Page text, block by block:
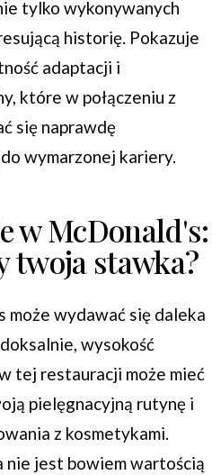
tylko wykonywanych
historię. Pokazuje
adaptacji i
które w połączeniu z
się naprawdę
wymarzonej kariery.
w McDonald's:
twoja stawka?
może wydawać się daleka
wysokość
tej restauracji może mieć
pielęgnacyjną rutynę i
z kosmetykami.
jest bowiem wartością